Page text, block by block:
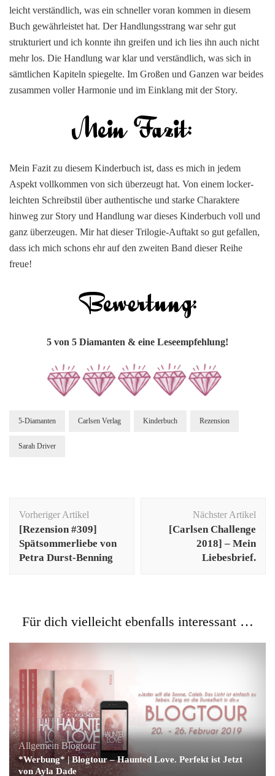
leicht verständlich, was ein schneller voran kommen in diesem
Buch gewährleistet hat. Der Handlungsstrang war sehr gut
strukturiert und ich konnte ihn greifen und ich lies ihn auch nicht
mehr los. Die Handlung war klar und verständlich, was sich in
sämtlichen Kapiteln spiegelte. Im Großen und Ganzen war beides
zusammen voller Harmonie und im Einklang mit der Story.
Mein Fazit zu diesem Kinderbuch ist, dass es mich in jedem
Aspekt vollkommen von sich überzeugt hat. Von einem locker-
leichten Schreibstil über authentische und starke Charaktere
hinweg zur Story und Handlung war dieses Kinderbuch voll und
ganz überzeugen. Mir hat dieser Trilogie-Auftakt so gut gefallen,
dass ich mich schons ehr auf den zweiten Band dieser Reihe
freue!
5 von 5 Diamanten & eine Leseempfehlung!
5-Diamanten Carlsen Verlag Kinderbuch Rezension
Sarah Driver
Vorheriger Artikel
[Rezension #309]
Spätsommerliebe von
Petra Durst-Benning
Nächster Artikel
[Carlsen Challenge
2018] – Mein
Liebesbrief.
Für dich vielleicht ebenfalls interessant …
Allgemein Blogtour
*Werbung* | Blogtour – Haunted Love. Perfekt ist Jetzt
von Ayla Dade